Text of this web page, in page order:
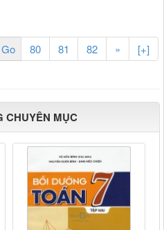
80 81 82 » [+]
CHUYÊN MỤC